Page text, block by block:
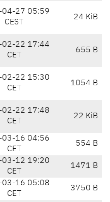
04-27 05:59
CEST
24 KiB
02-22 17:44
CET
655 B
02-22 15:30
CET
1054 B
02-22 17:48
CET
22 KiB
03-16 04:56
CET
554 B
03-12 19:20
CET
1471 B
03-16 05:08
CET
3750 B